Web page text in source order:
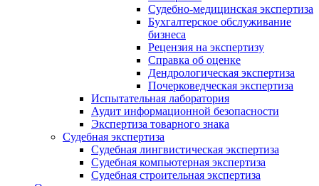
Судебно-медицинская экспертиза
Бухгалтерское обслуживание
бизнеса
Рецензия на экспертизу
Справка об оценке
Дендрологическая экспертиза
Почерковедческая экспертиза
Испытательная лаборатория
Аудит информационной безопасности
Экспертиза товарного знака
Судебная экспертиза
Судебная лингвистическая экспертиза
Судебная компьютерная экспертиза
Судебная строительная экспертиза